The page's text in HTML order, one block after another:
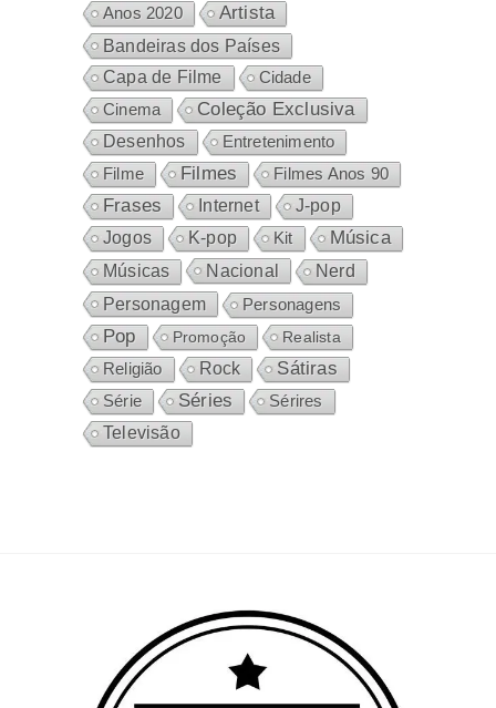
Anos 2020 Artista
Bandeiras dos Países
Capa de Filme
Cidade
Cinema
Coleção Exclusiva
Desenhos
Entretenimento
Filme
Filmes Filmes Anos 90
Frases Internet
J-pop
Jogos
K-pop Kit Música
Músicas Nacional Nerd
Personagem Personagens
Pop Promoção
Realista
Religião
Rock Sátiras
Série Séries
Sérires
Televisão